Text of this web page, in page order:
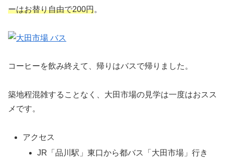
ーはお替り自由で200円。
コーヒーを飲み終えて、帰りはバスで帰りました。
築地程混雑することなく、大田市場の見学は一度はおスス
メです。
アクセス
JR「品川駅」東口から都バス「大田市場」行き